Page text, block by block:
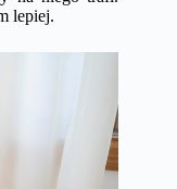
lepiej.